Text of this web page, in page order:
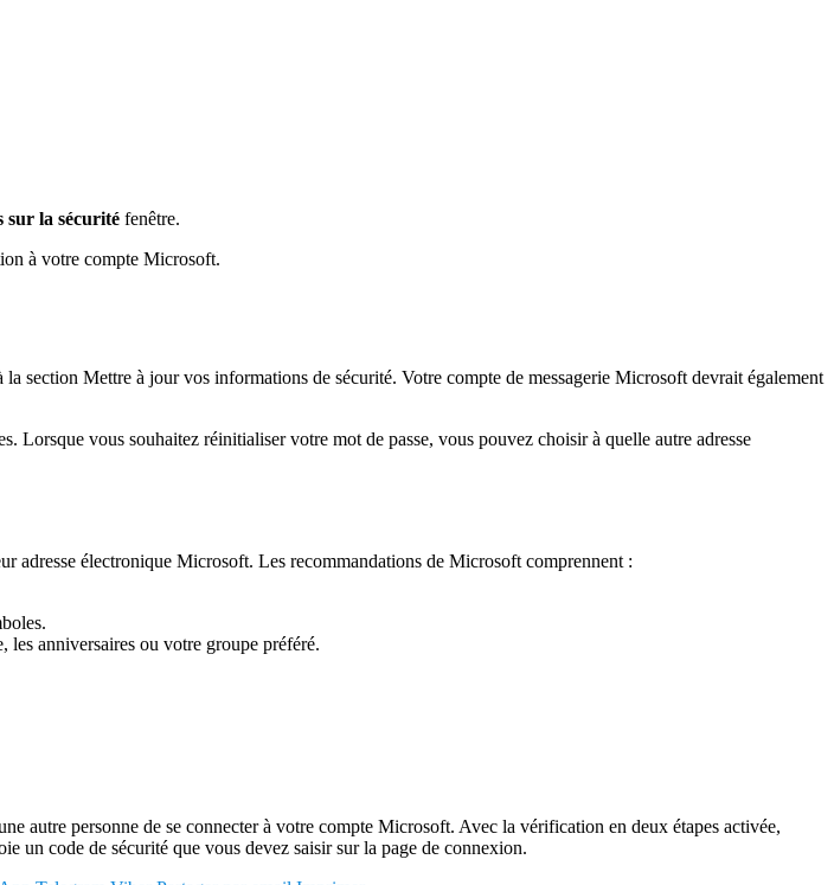
sur la sécurité fenêtre.
à votre compte Microsoft.
section Mettre à jour vos informations de sécurité. Votre compte de messagerie Microsoft devrait également
Lorsque vous souhaitez réinitialiser votre mot de passe, vous pouvez choisir à quelle autre adresse
adresse électronique Microsoft. Les recommandations de Microsoft comprennent :
les anniversaires ou votre groupe préféré.
autre personne de se connecter à votre compte Microsoft. Avec la vérification en deux étapes activée,
un code de sécurité que vous devez saisir sur la page de connexion.